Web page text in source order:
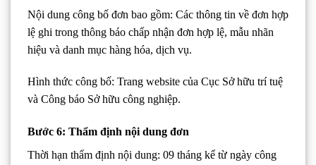
Nội dung công bố đơn bao gồm: Các thông tin về đơn hợp
lệ ghi trong thông báo chấp nhận đơn hợp lệ, mẫu nhãn
hiệu và danh mục hàng hóa, dịch vụ.
Hình thức công bố: Trang website của Cục Sở hữu trí tuệ
và Công báo Sở hữu công nghiệp.
Bước 6: Thẩm định nội dung đơn
Thời hạn thẩm định nội dung: 09 tháng kể từ ngày công